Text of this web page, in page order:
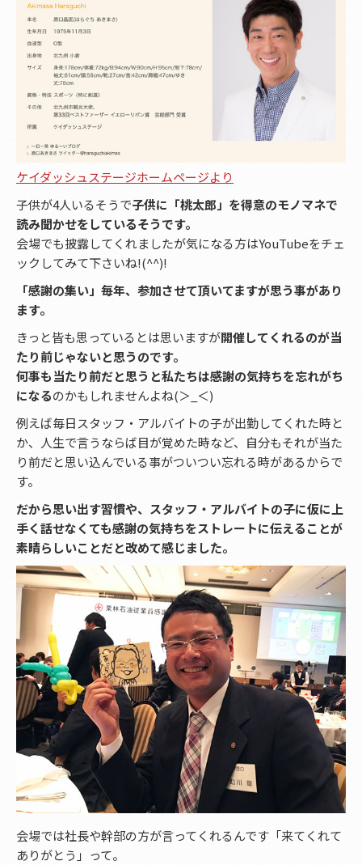
ケイダッシュステージホームページより
子供が4人いるそうで子供に「桃太郎」を得意のモノマネで
読み聞かせをしているそうです。
会場でも披露してくれましたが気になる方はYouTubeをチェ
ックしてみて下さいね!(^^)!
「感謝の集い」毎年、参加させて頂いてますが思う事があり
ます。
きっと皆も思っているとは思いますが開催してくれるのが当
たり前じゃないと思うのです。
何事も当たり前だと思うと私たちは感謝の気持ちを忘れがち
になるのかもしれませんよね(＞_＜)
例えば毎日スタッフ・アルバイトの子が出勤してくれた時と
か、人生で言うならば目が覚めた時など、自分もそれが当た
り前だと思い込んでいる事がついつい忘れる時があるからで
す。
だから思い出す習慣や、スタッフ・アルバイトの子に仮に上
手く話せなくても感謝の気持ちをストレートに伝えることが
素晴らしいことだと改めて感じました。
会場では社長や幹部の方が言ってくれるんです「来てくれて
ありがとう」って。